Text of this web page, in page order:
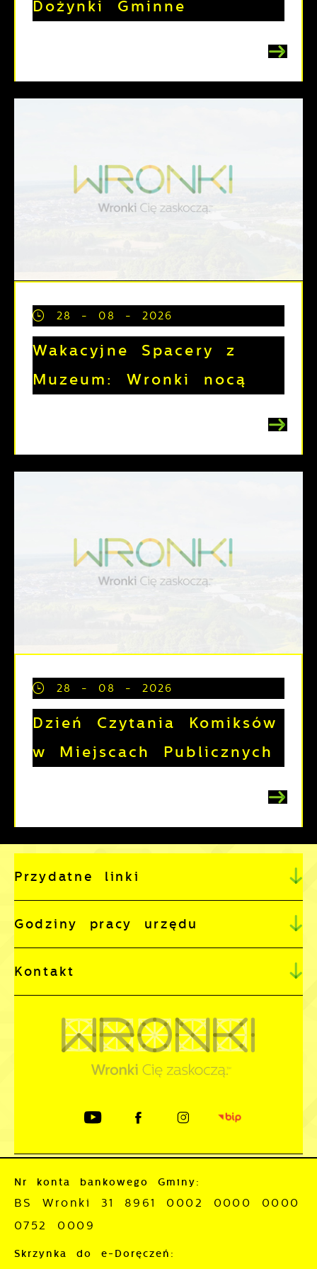
Dożynki Gminne
28 - 08 - 2026
Wakacyjne Spacery z
Muzeum: Wronki nocą
28 - 08 - 2026
Dzień Czytania Komiksów
w Miejscach Publicznych
Przydatne linki
Godziny pracy urzędu
Kontakt
Nr konta bankowego Gminy:
BS Wronki 31 8961 0002 0000 0000
0752 0009
Skrzynka do e-Doręczeń: